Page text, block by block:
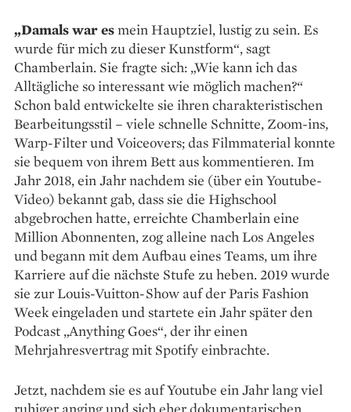
„Damals war esmein Hauptziel, lustig zu sein. Es
wurde für mich zu dieser Kunstform“, sagt
Chamberlain. Sie fragte sich: „Wie kann ich das
Alltägliche so interessant wie möglich machen?“
Schon bald entwickelte sie ihren charakteristischen
Bearbeitungsstil – viele schnelle Schnitte, Zoom-ins,
Warp-Filter und Voiceovers; das Filmmaterial konnte
sie bequem von ihrem Bett aus kommentieren. Im
Jahr 2018, ein Jahr nachdem sie (über ein Youtube-
Video) bekannt gab, dass sie die Highschool
abgebrochen hatte, erreichte Chamberlain eine
Million Abonnenten, zog alleine nach Los Angeles
und begann mit dem Aufbau eines Teams, um ihre
Karriere auf die nächste Stufe zu heben. 2019 wurde
sie zur Louis-Vuitton-Show auf der Paris Fashion
Week eingeladen und startete ein Jahr später den
Podcast „Anything Goes“, der ihr einen
Mehrjahresvertrag mit Spotify einbrachte.
Jetzt, nachdem sie es auf Youtube ein Jahr lang viel